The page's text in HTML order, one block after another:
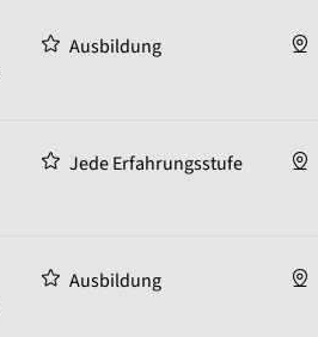
Ausbildung
Jede Erfahrungsstufe
Ausbildung